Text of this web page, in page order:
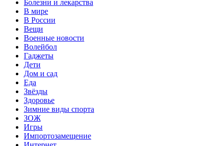
Болезни и лекарства
В мире
В России
Вещи
Военные новости
Волейбол
Гаджеты
Дети
Дом и сад
Еда
Звёзды
Здоровье
Зимние виды спорта
ЗОЖ
Игры
Импортозамещение